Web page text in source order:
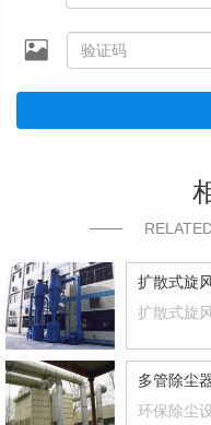
扩散式旋
扩散式旋
多管除尘
环保除尘